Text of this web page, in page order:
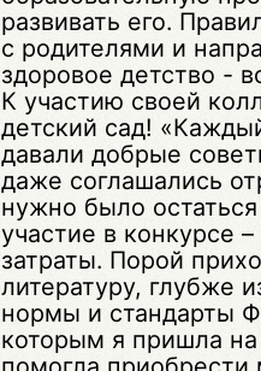
развивать его.
с родителями и
здоровое детство -
К участию своей
детский сад!
давали добрые
даже соглашались
нужно было
участие в конкурсе
затраты. Порой
литературу, глубже
нормы и стандарты
которым я пришла